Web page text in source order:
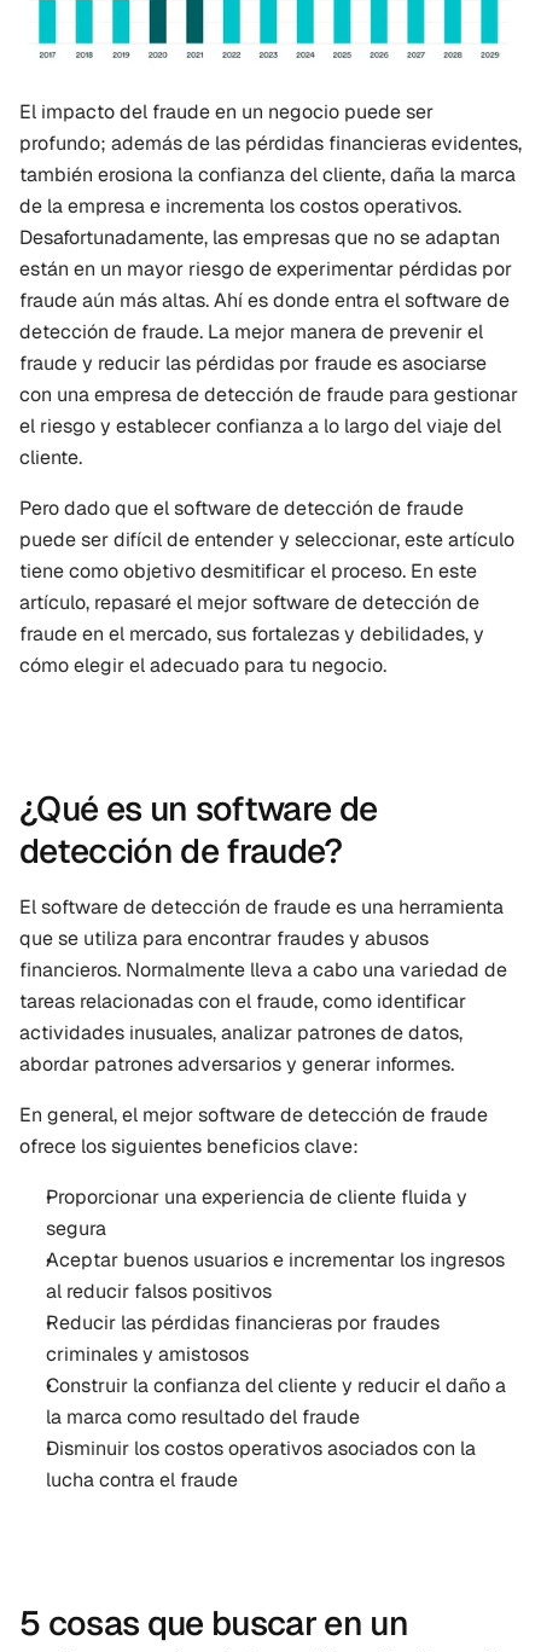
El impacto del fraude en un negocio puede ser
profundo; además de las pérdidas financieras evidentes,
también erosiona la confianza del cliente, daña la marca
de la empresa e incrementa los costos operativos.
Desafortunadamente, las empresas que no se adaptan
están en un mayor riesgo de experimentar pérdidas por
fraude aún más altas. Ahí es donde entra el software de
detección de fraude. La mejor manera de prevenir el
fraude y reducir las pérdidas por fraude es asociarse
con una empresa de detección de fraude para gestionar
el riesgo y establecer confianza a lo largo del viaje del
cliente.
Pero dado que el software de detección de fraude
puede ser difícil de entender y seleccionar, este artículo
tiene como objetivo desmitificar el proceso. En este
artículo, repasaré el mejor software de detección de
fraude en el mercado, sus fortalezas y debilidades, y
cómo elegir el adecuado para tu negocio.
¿Qué es un software de
detección de fraude?
El software de detección de fraude es una herramienta
que se utiliza para encontrar fraudes y abusos
financieros. Normalmente lleva a cabo una variedad de
tareas relacionadas con el fraude, como identificar
actividades inusuales, analizar patrones de datos,
abordar patrones adversarios y generar informes.
En general, el mejor software de detección de fraude
ofrece los siguientes beneficios clave:
Proporcionar una experiencia de cliente fluida y
segura
Aceptar buenos usuarios e incrementar los ingresos
al reducir falsos positivos
Reducir las pérdidas financieras por fraudes
criminales y amistosos
Construir la confianza del cliente y reducir el daño a
la marca como resultado del fraude
Disminuir los costos operativos asociados con la
lucha contra el fraude
5 cosas que buscar en un